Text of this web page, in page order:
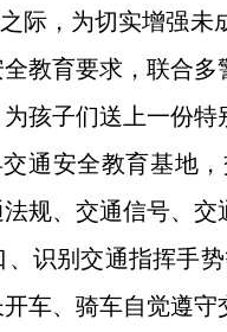
际，为切实增强
教育要求，联合
孩子们送上一份特
通安全教育基地
规、交通信号、
识别交通指挥手
车、骑车自觉遵